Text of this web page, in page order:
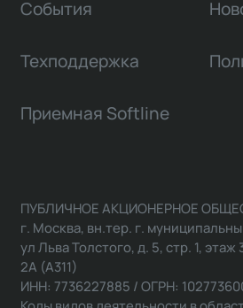
События
Техподдержка
Приемная Softline
ПУБЛИЧНОЕ АКЦИОНЕРНОЕ
г. Москва, вн.тер. г.
ул Льва Толстого, д. 5, стр. 1,
2А (А311)
ИНН: 7736227885 / ОГРН: